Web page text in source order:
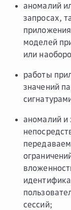
аномалий
запросах,
моделей
или
работы
значений
аномалий и
сессий;